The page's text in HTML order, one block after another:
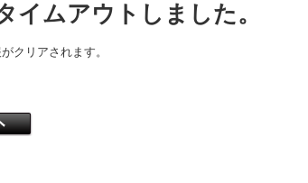
イムアウトしました。
クリアされます。